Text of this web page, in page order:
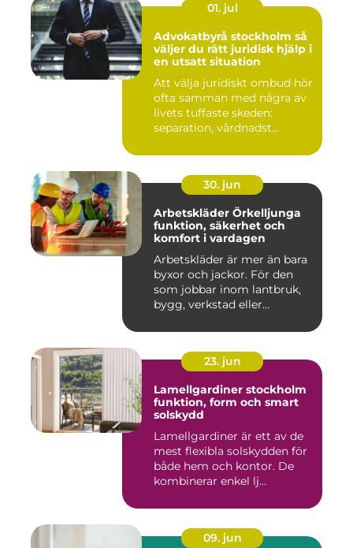
01. jul
Advokatbyrå stockholm så
väljer du rätt juridisk hjälp i
en utsatt situation
Att välja juridiskt ombud hör
ofta samman med några av
livets tuffaste skeden:
separation, vårdnadst...
30. jun
Arbetskläder Örkelljunga
funktion, säkerhet och
komfort i vardagen
Arbetskläder är mer än bara
byxor och jackor. För den
som jobbar inom lantbruk,
bygg, verkstad eller...
23. jun
Lamellgardiner stockholm
funktion, form och smart
solskydd
Lamellgardiner är ett av de
mest flexibla solskydden för
både hem och kontor. De
kombinerar enkel lj...
09. jun